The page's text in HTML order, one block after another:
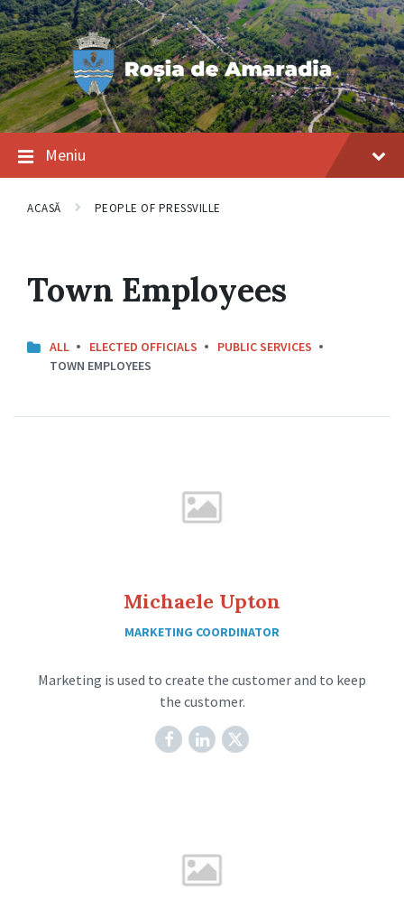
Salt
la
conținut
Salt
la
navigarea
principală
Salt
la
subsol
Meniu
ACASĂ PEOPLE OF PRESSVILLE
Town Employees
ALL ELECTED OFFICIALS
PUBLIC SERVICES
TOWN EMPLOYEES
Michaele Upton
MARKETING COORDINATOR
Marketing is used to create the customer and to keep
the customer.
Facebook
LinkedIn
X